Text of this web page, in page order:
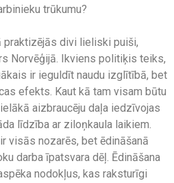
trūkumu?
praktizējās divi lieliski puiši,
Norvēģijā. Ikviens politiķis teiks,
ir ieguldīt naudu izglītībā, bet
efekts. Kaut kā tam visam būtu
aizbraucēju daļa iedzīvojas
līdzība ar ziloņkaula laikiem.
visās nozarēs, bet ēdināšanā
darba īpatsvara dēļ. Ēdināšana
nodokļus, kas raksturīgi